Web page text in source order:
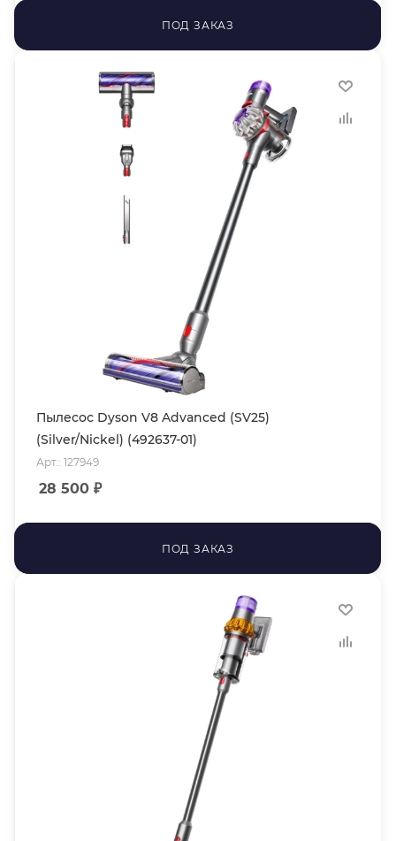
ПОД ЗАКАЗ
Пылесос Dyson V8 Advanced (SV25)
(Silver/Nickel) (492637-01)
Арт.: 127949
28 500 ₽
ПОД ЗАКАЗ